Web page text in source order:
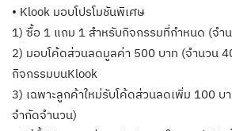
• Klook มอบโปรโมชันพิเศษ
1) ซื้อ 1 แถม 1 สำหรับกิจกรรมที่กำหนด (จำ
2) มอบโค้ดส่วนลดมูลค่า 500 บาท (จำนวน
กิจกรรมบนKlook
3) เฉพาะลูกค้าใหม่รับโค้ดส่วนลดเพิ่ม 100 บ
จำกัดจำนวน)